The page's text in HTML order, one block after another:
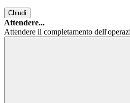
Chiudi
Attendere...
Attendere il completamento